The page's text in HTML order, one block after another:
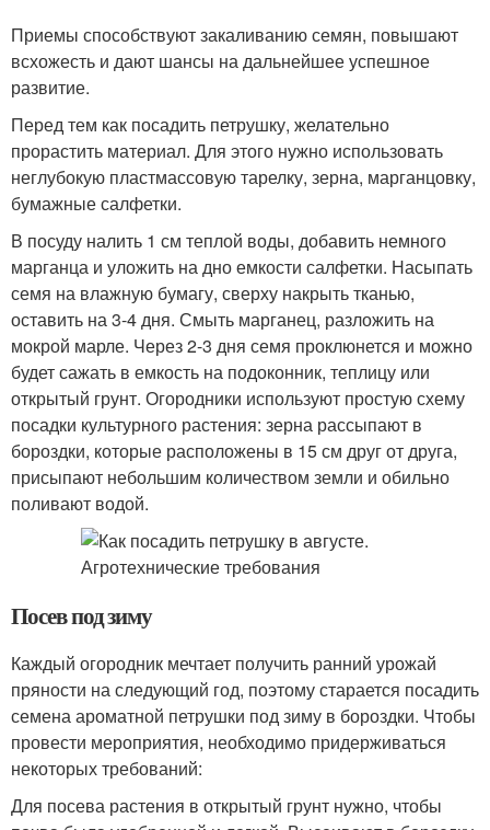
Приемы способствуют закаливанию семян, повышают
всхожесть и дают шансы на дальнейшее успешное
развитие.
Перед тем как посадить петрушку, желательно
прорастить материал. Для этого нужно использовать
неглубокую пластмассовую тарелку, зерна, марганцовку,
бумажные салфетки.
В посуду налить 1 см теплой воды, добавить немного
марганца и уложить на дно емкости салфетки. Насыпать
семя на влажную бумагу, сверху накрыть тканью,
оставить на 3-4 дня. Смыть марганец, разложить на
мокрой марле. Через 2-3 дня семя проклюнется и можно
будет сажать в емкость на подоконник, теплицу или
открытый грунт. Огородники используют простую схему
посадки культурного растения: зерна рассыпают в
бороздки, которые расположены в 15 см друг от друга,
присыпают небольшим количеством земли и обильно
поливают водой.
Посев под зиму
Каждый огородник мечтает получить ранний урожай
пряности на следующий год, поэтому старается посадить
семена ароматной петрушки под зиму в бороздки. Чтобы
провести мероприятия, необходимо придерживаться
некоторых требований:
Для посева растения в открытый грунт нужно, чтобы